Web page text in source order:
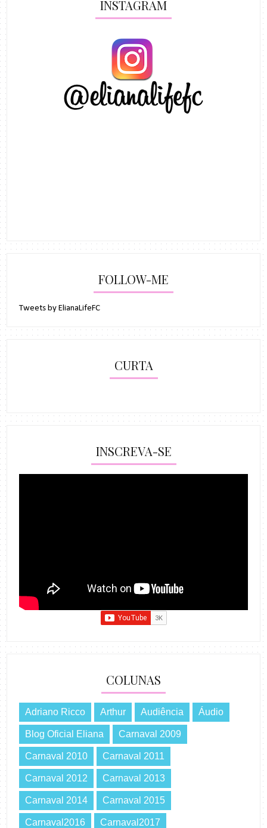
INSTAGRAM
FOLLOW-ME
Tweets by ElianaLifeFC
CURTA
INSCREVA-SE
COLUNAS
Adriano Ricco Arthur Audiência Áudio
Blog Oficial Eliana Carnaval 2009
Carnaval 2010 Carnaval 2011
Carnaval 2012 Carnaval 2013
Carnaval 2014 Carnaval 2015
Carnaval2016 Carnaval2017